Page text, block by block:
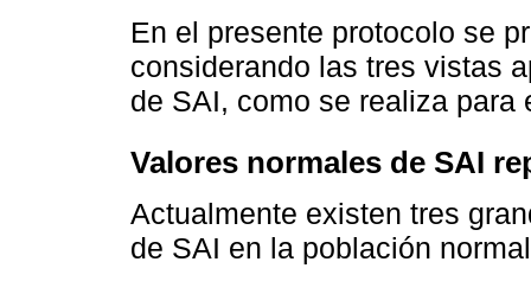
En el presente protocolo se
considerando las tres vistas
de SAI, como se realiza para
Valores normales de SAI
Actualmente existen tres
de SAI en la población